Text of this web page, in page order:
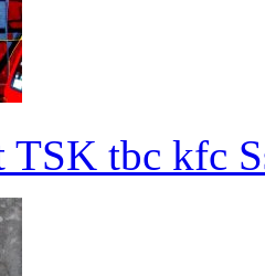
TSK tbc kfc